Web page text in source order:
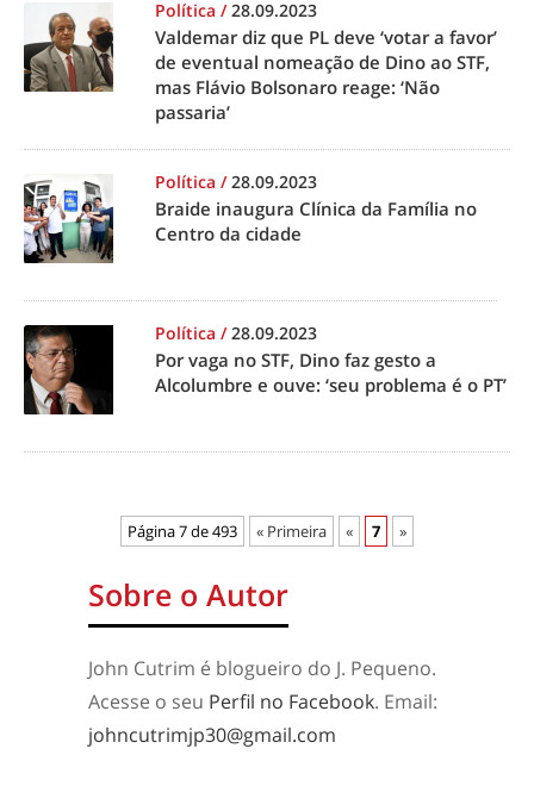
Política /28.09.2023
Valdemar diz que PL deve ‘votar a favor’
de eventual nomeação de Dino ao STF,
mas Flávio Bolsonaro reage: ‘Não
passaria’
Política /28.09.2023
Braide inaugura Clínica da Família no
Centro da cidade
Política /28.09.2023
Por vaga no STF, Dino faz gesto a
Alcolumbre e ouve: ‘seu problema é o PT’
Página 7 de 493 « Primeira « 7 »
Sobre o Autor
John Cutrim é blogueiro do J. Pequeno.
Acesse o seu Perfil no Facebook. Email:
johncutrimjp30@gmail.com